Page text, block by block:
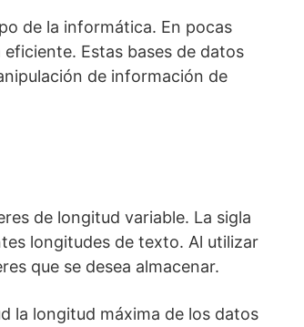
de la informática. En pocas
Estas bases de datos
de información de
de longitud variable. La sigla
longitudes de texto. Al utilizar
que se desea almacenar.
la longitud máxima de los datos